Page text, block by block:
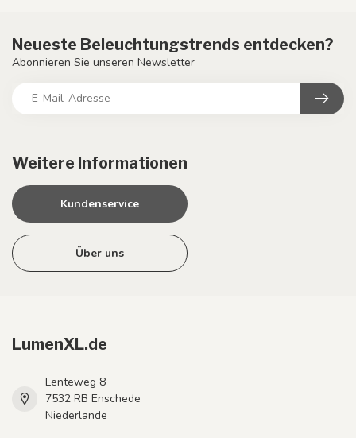
Weitere Informationen
Kundenservice
Über uns
Neueste Beleuchtungstrends entdecken?
Abonnieren Sie unseren Newsletter
LumenXL.de
Lenteweg 8
7532 RB Enschede
Niederlande